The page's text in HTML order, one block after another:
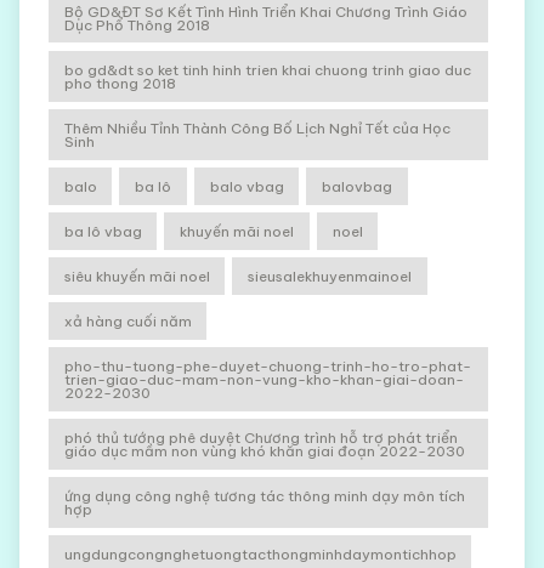
Bộ GD&ĐT Sơ Kết Tình Hình Triển Khai Chương Trình Giáo
Dục Phổ Thông 2018
bo gd&dt so ket tinh hinh trien khai chuong trinh giao duc
pho thong 2018
Thêm Nhiều Tỉnh Thành Công Bố Lịch Nghỉ Tết của Học
Sinh
balo ba lô balo vbag balovbag
ba lô vbag khuyến mãi noel noel
siêu khuyến mãi noel sieusalekhuyenmainoel
xả hàng cuối năm
pho-thu-tuong-phe-duyet-chuong-trinh-ho-tro-phat-
trien-giao-duc-mam-non-vung-kho-khan-giai-doan-
2022-2030
phó thủ tướng phê duyệt Chương trình hỗ trợ phát triển
giáo dục mầm non vùng khó khăn giai đoạn 2022-2030
ứng dụng công nghệ tương tác thông minh dạy môn tích
hợp
ungdungcongnghetuongtacthongminhdaymontichhop